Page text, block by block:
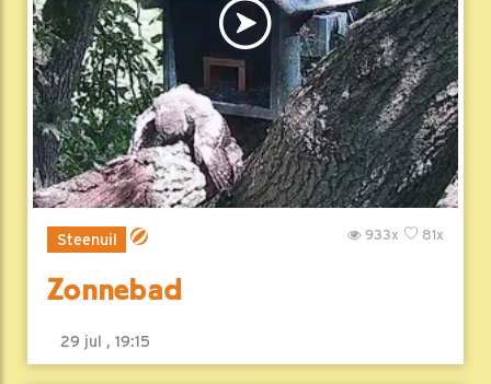
Steenuil 81x
933x
Zonnebad
29 jul , 19:15